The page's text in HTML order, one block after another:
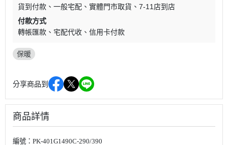
貨到付款
一般宅配 實體門市取貨
7-11店到店
付款方式
轉帳匯款
宅配代收 信用卡付款
保暖
分享商品到
商品詳情
編號：PK-401G1490C-290/390